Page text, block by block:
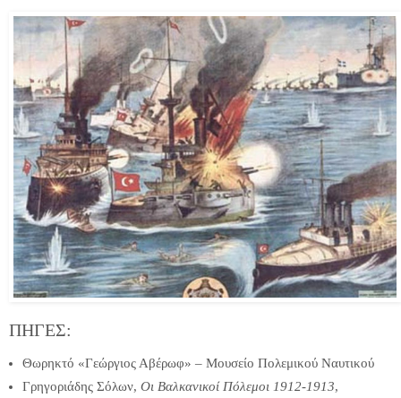
ΠΗΓΕΣ:
Θωρηκτό «Γεώργιος Αβέρωφ» – Μουσείο Πολεμικού Ναυτικού
Γρηγοριάδης Σόλων, Οι Βαλκανικοί Πόλεμοι 1912-1913,